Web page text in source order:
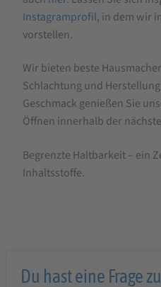
Instagramprofil, in dem wir
vorstellen.
Wir bieten beste
Schlachtung und
Geschmack genießen Sie
Öffnen innerhalb der
Begrenzte Haltbarkeit – ein
Inhaltsstoffe.
Du hast eine Frage